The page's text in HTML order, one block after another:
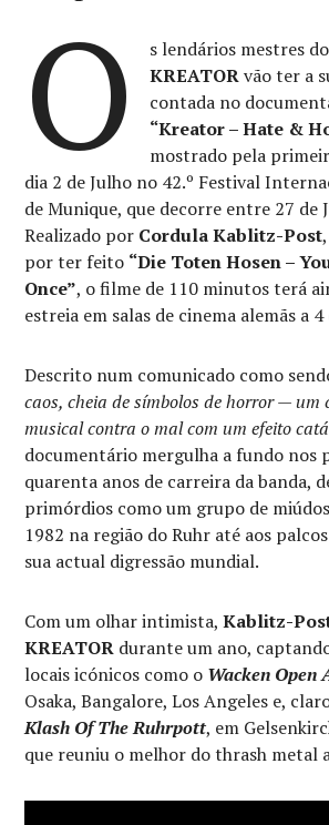
O
s lendários mestres
KREATORvão ter a
contada no
“Kreator – Hate &
mostrado pela
dia 2 de Julho no 42.º Festival
de Munique, que decorre entre 27 de
Realizado por Cordula Kablitz-Post
por ter feito “Die Toten Hosen –
Once”, o filme de 110 minutos terá
estreia em salas de cinema alemãs a
Descrito num comunicado como
caos, cheia de símbolos de horror — um
musical contra o mal com um efeito
documentário mergulha a fundo nos
quarenta anos de carreira da banda,
primórdios como um grupo de
1982 na região do Ruhr até aos
sua actual digressão mundial.
Com um olhar intimista,Kablitz-
KREATOR durante um ano,
locais icónicos como o Wacken Open
Osaka, Bangalore, Los Angeles e,
Klash Of The Ruhrpott, em
que reuniu o melhor do thrash metal